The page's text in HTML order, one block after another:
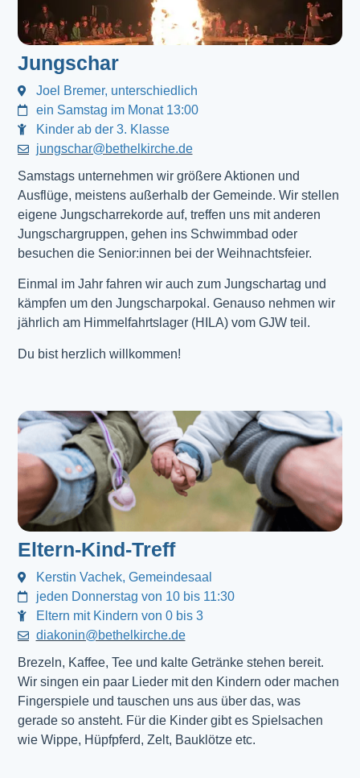
Jungschar
Joel Bremer, unterschiedlich
ein Samstag im Monat 13:00
Kinder ab der 3. Klasse
jungschar@bethelkirche.de
Samstags unternehmen wir größere Aktionen und
Ausflüge, meistens außerhalb der Gemeinde. Wir stellen
eigene Jungscharrekorde auf, treffen uns mit anderen
Jungschargruppen, gehen ins Schwimmbad oder
besuchen die Senior:innen bei der Weihnachtsfeier.
Einmal im Jahr fahren wir auch zum Jungschartag und
kämpfen um den Jungscharpokal. Genauso nehmen wir
jährlich am Himmelfahrtslager (HILA) vom GJW teil.
Du bist herzlich willkommen!
Eltern-Kind-Treff
Kerstin Vachek, Gemeindesaal
jeden Donnerstag von 10 bis 11:30
Eltern mit Kindern von 0 bis 3
diakonin@bethelkirche.de
Brezeln, Kaffee, Tee und kalte Getränke stehen bereit.
Wir singen ein paar Lieder mit den Kindern oder machen
Fingerspiele und tauschen uns aus über das, was
gerade so ansteht. Für die Kinder gibt es Spielsachen
wie Wippe, Hüpfpferd, Zelt, Bauklötze etc.